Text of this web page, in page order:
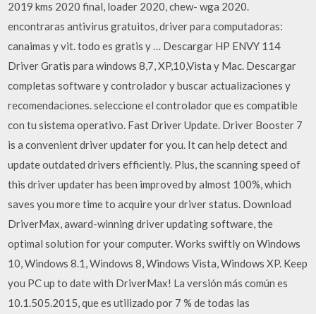
2019 kms 2020 final, loader 2020, chew- wga 2020.
encontraras antivirus gratuitos, driver para computadoras:
canaimas y vit. todo es gratis y … Descargar HP ENVY 114
Driver Gratis para windows 8,7, XP,10,Vista y Mac. Descargar
completas software y controlador y buscar actualizaciones y
recomendaciones. seleccione el controlador que es compatible
con tu sistema operativo. Fast Driver Update. Driver Booster 7
is a convenient driver updater for you. It can help detect and
update outdated drivers efficiently. Plus, the scanning speed of
this driver updater has been improved by almost 100%, which
saves you more time to acquire your driver status. Download
DriverMax, award-winning driver updating software, the
optimal solution for your computer. Works swiftly on Windows
10, Windows 8.1, Windows 8, Windows Vista, Windows XP. Keep
you PC up to date with DriverMax! La versión más común es
10.1.505.2015, que es utilizado por 7 % de todas las